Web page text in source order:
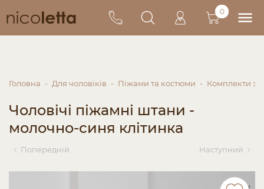
0
Головна Для чоловіків Піжами та костюми Комплекти
Чоловічі піжамні штани -
молочно-синя клітинка
Попередній Наступний